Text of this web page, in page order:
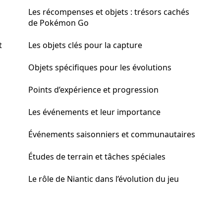
Les récompenses et objets : trésors cachés
de Pokémon Go
Les objets clés pour la capture
Objets spécifiques pour les évolutions
Points d’expérience et progression
Les événements et leur importance
Événements saisonniers et communautaires
Études de terrain et tâches spéciales
Le rôle de Niantic dans l’évolution du jeu